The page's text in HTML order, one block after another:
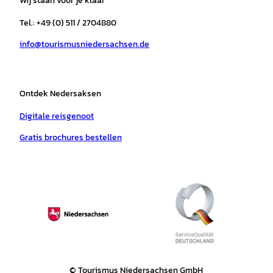
g
r
m
o
o
k
b
e
a
p
t
Tel.: +49 (0) 511 / 2704880
info@tourismusniedersachsen.de
Ontdek Nedersaksen
Digitale reisgenoot
Gratis brochures bestellen